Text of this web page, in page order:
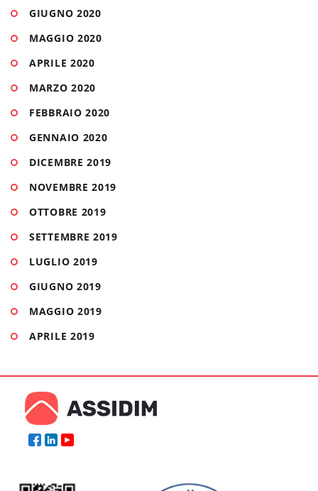
GIUGNO 2020
MAGGIO 2020
APRILE 2020
MARZO 2020
FEBBRAIO 2020
GENNAIO 2020
DICEMBRE 2019
NOVEMBRE 2019
OTTOBRE 2019
SETTEMBRE 2019
LUGLIO 2019
GIUGNO 2019
MAGGIO 2019
APRILE 2019